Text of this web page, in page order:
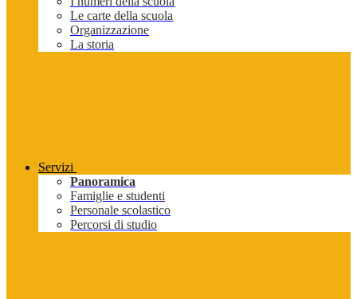
Le carte della scuola
Organizzazione
La storia
Servizi
Panoramica
Famiglie e studenti
Personale scolastico
Percorsi di studio